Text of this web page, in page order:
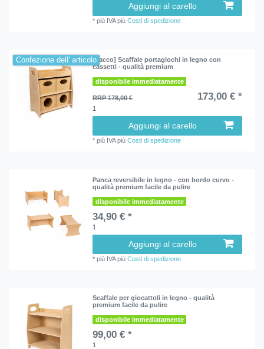
Aggiungi al carello
*più IVApiùCosti di spedizione
Confezione dell' articolo[Pacco] Scaffale portagiochi in legno con
cassetti - qualità premium
disponibile immediatamente
RRP 178,00 € 173,00 € *
1
Aggiungi al carello
*più IVApiùCosti di spedizione
Panca reversibile in legno - con bordo curvo -
qualità premium facile da pulire
disponibile immediatamente
34,90 € *
1
Aggiungi al carello
*più IVApiùCosti di spedizione
Scaffale per giocattoli in legno - qualità
premium facile da pulire
disponibile immediatamente
99,00 € *
1